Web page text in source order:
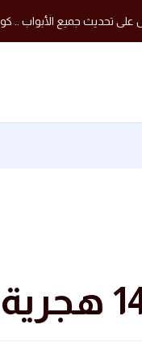
على تحديث جميع الأبواب ..